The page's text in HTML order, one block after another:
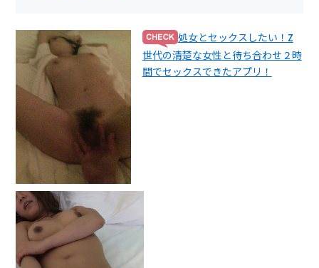
処女とセックスしたい！Z
世代の清楚な女性と待ち合わせ２時
間でセックスできたアプリ！